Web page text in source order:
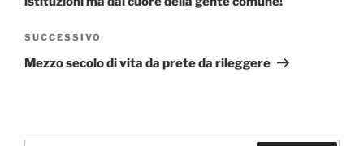
Articolo
successivo
SUCCESSIVO
Mezzo secolo di vita da prete da rileggere